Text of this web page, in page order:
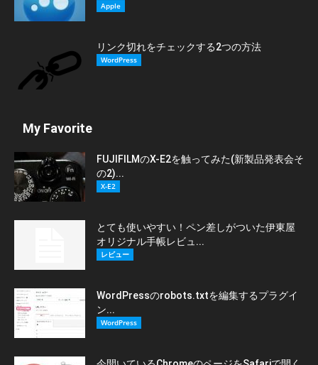
Apple
リンク切れをチェックする2つの方法
WordPress
My Favorite
FUJIFILMのX-E2を触ってみた(新製品発表会そ
の2)...
X-E2
とても使いやすい！ペン差しがついた伊東屋
オリジナル手帳レビュ...
レビュー
WordPressのrobots.txtを編集するプラグイ
ン...
WordPress